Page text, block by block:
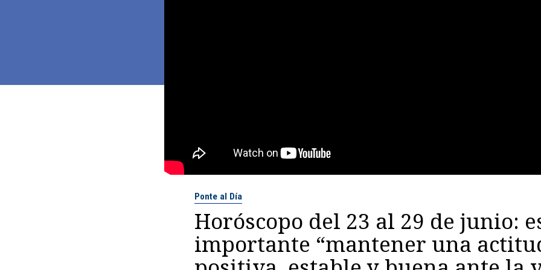
Ponte al Día
Horóscopo del 23 al 29 de junio:
importante “mantener una